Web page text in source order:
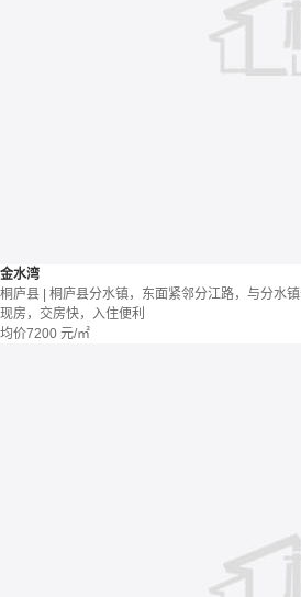
金水湾
桐庐县 | 桐庐县分水镇，东面紧邻分江路，与分水
现房，交房快，入住便利
均价7200 元/㎡